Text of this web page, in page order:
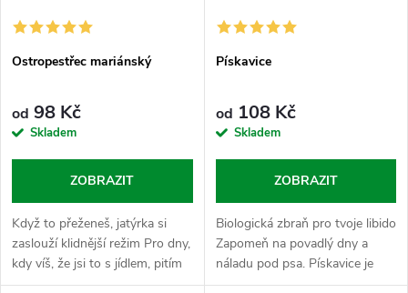
Ostropestřec mariánský
od 98 Kč
Skladem
ZOBRAZIT
Když to přeženeš, jatýrka si
zaslouží klidnější režim Pro dny,
kdy víš, že jsi to s jídlem, pitím
nebo životním tempem trochu
Pískavice
od 108 Kč
Skladem
ZOBRAZIT
Biologická zbraň pro tvoje libido
Zapomeň na povadlý dny a
náladu pod psa. Pískavice je
tvůj vnitřní kormidelník, kterej ti